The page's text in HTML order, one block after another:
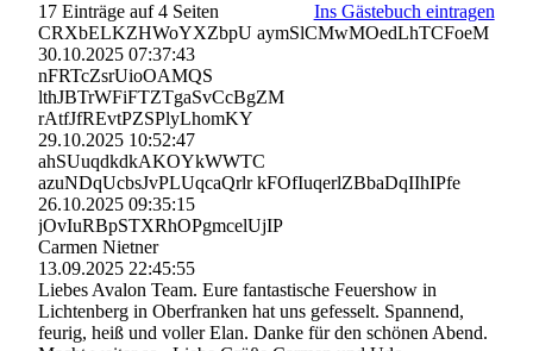
17 Einträge auf 4 Seiten
Ins Gästebuch eintragen
CRXbELKZHWoYXZbpU aymSlCMwMOedLhTCFoeM
30.10.2025 07:37:43
nFRTcZsrUioOAMQS
lthJBTrWFiFTZTgaSvCcBgZM
rAtfJfREvtPZSPlyLhomKY
29.10.2025 10:52:47
ahSUuqdkdkAKOYkWWTC
azuNDqUcbsJvPLUqcaQrlr kFOfIuqerlZBbaDqIIhIPfe
26.10.2025 09:35:15
jOvIuRBpSTXRhOPgmcelUjI­P
Carmen Nietner
13.09.2025 22:45:55
Liebes Avalon Team. Eure fantastische Feuershow in
Lichtenberg in Oberfranken hat uns gefesselt. Spannend,
feurig, heiß und voller Elan. Danke für den schönen Abend.